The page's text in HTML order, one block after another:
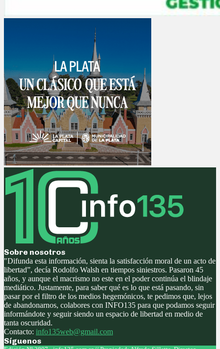
Sobre nosotros
"Difunda esta información, sienta la satisfacción moral de un acto de
libertad”, decía Rodolfo Walsh en tiempos siniestros. Pasaron 45
años, y aunque el macrismo no este en el poder continúa el blindaje
mediático. Justamente, para saber qué es lo que está pasando, sin
pasar por el filtro de los medios hegemónicos, te pedimos que, lejos
de abandonarnos, colabores con INFO135 para que podamos seguir
informándote y seguir siendo un espacio de libertad en medio de
tanta oscuridad.
Contacto: info135web@gmail.com
Síguenos